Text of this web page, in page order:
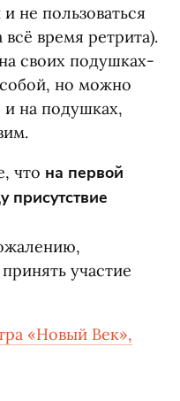
не пользоваться
время ретрита).
своих подушках-
но можно
и на подушках,
что на первой
присутствие
участие
«Новый Век»,